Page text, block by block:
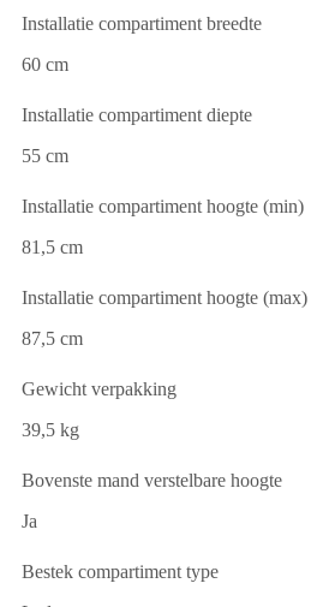
Installatie compartiment breedte
60 cm
Installatie compartiment diepte
55 cm
Installatie compartiment hoogte (min)
81,5 cm
Installatie compartiment hoogte (max)
87,5 cm
Gewicht verpakking
39,5 kg
Bovenste mand verstelbare hoogte
Ja
Bestek compartiment type